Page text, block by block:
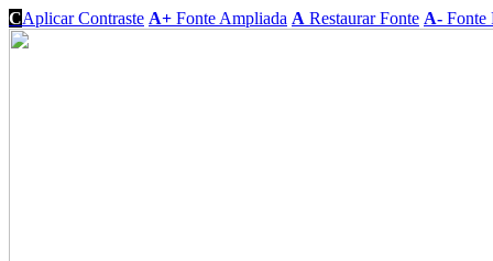
CAplicar Contraste A+ Fonte Ampliada A Restaurar Fonte A- Fonte